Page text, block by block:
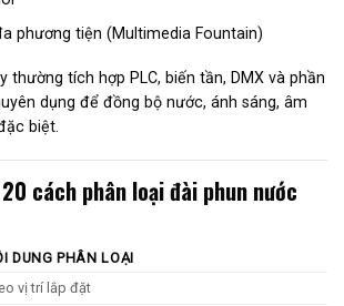
phương tiện (Multimedia Fountain)
thường tích hợp PLC, biến tần, DMX và phần
dụng để đồng bộ nước, ánh sáng, âm
biệt.
cách phân loại đài phun nước
DUNG PHÂN LOẠI
vị trí lắp đặt